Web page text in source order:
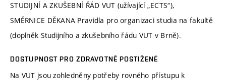
STUDIJNÍ A ZKUŠEBNÍ ŘÁD VUT (užívající „ECTS“),
SMĚRNICE DĚKANA Pravidla pro organizaci studia na fakultě
(doplněk Studijního a zkušebního řádu VUT v Brně).
DOSTUPNOST PRO ZDRAVOTNĚ POSTIŽENÉ
Na VUT jsou zohledněny potřeby rovného přístupu k